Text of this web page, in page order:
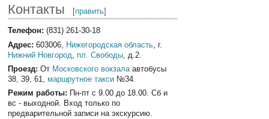
Контакты [править]
Телефон: (831) 261-30-18
Адрес: 603006, Нижегородская область , г.
Нижний Новгород
пл. Свободы , д.2.
Проезд: От Московского вокзалаавтобусы
38, 39, 61, маршрутное такси №34.
Режим работы: Пн-пт с 9.00 до 18.00. Сб и
вс - выходной. Вход только по
предварительной записи на экскурсию.